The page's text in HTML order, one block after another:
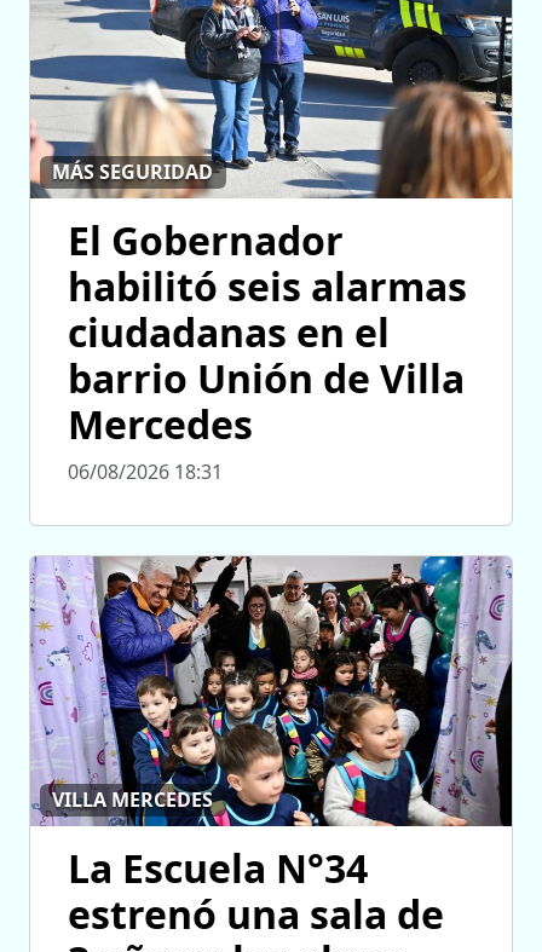
MÁS SEGURIDAD
El Gobernador
habilitó seis alarmas
ciudadanas en el
barrio Unión de Villa
Mercedes
06/08/2026 18:31
VILLA MERCEDES
La Escuela N°34
estrenó una sala de